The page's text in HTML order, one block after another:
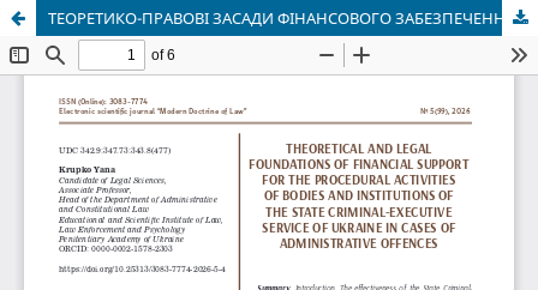
ТЕОРЕТИКО-ПРАВОВІ ЗАСАДИ ФІНАНСОВОГО ЗАБЕЗПЕЧЕННЯ ПРОЦЕСУАЛЬНОЇ ДІЯЛЬНОСТІ ОРГАНІВ ТА УСТАНОВ ДКВС УКРАЇНИ У СПРАВАХ ПРО АДМІНІСТРАТИВНІ ПРАВОПОРУШЕННЯ